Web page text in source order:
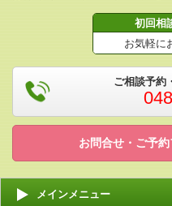
初回相
お気軽に
ご相談予約
お問合せ・ご予
メインメニュー